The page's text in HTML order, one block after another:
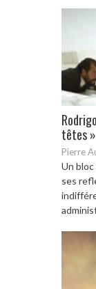
têtes
Pierre
Un
ses